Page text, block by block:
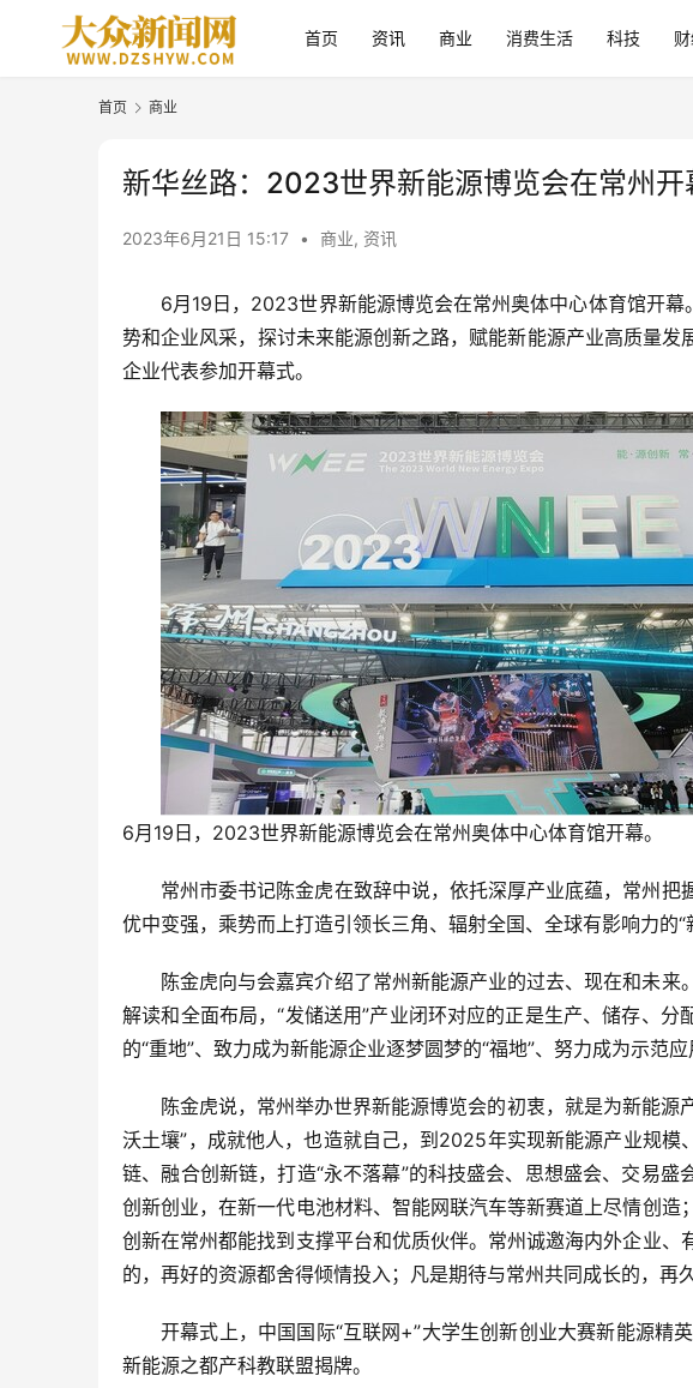
首页 资讯 商业 消费生活 科技
首页 商业
新华丝路：2023世界新能源博览会在常州开
2023年6月21日 15:17 • 商业, 资讯
6月19日，2023世界新能源博览会在常州奥体中心体育馆开幕
势和企业风采，探讨未来能源创新之路，赋能新能源产业高质量
企业代表参加开幕式。
6月19日，2023世界新能源博览会在常州奥体中心体育馆开幕。
常州市委书记陈金虎在致辞中说，依托深厚产业底蕴，常州把
优中变强，乘势而上打造引领长三角、辐射全国、全球有影响力的“
陈金虎向与会嘉宾介绍了常州新能源产业的过去、现在和未
解读和全面布局，“发储送用”产业闭环对应的正是生产、储存、
的“重地”、致力成为新能源企业逐梦圆梦的“福地”、努力成为示范应
陈金虎说，常州举办世界新能源博览会的初衷，就是为新能
沃土壤”，成就他人，也造就自己，到2025年实现新能源产业规
链、融合创新链，打造“永不落幕”的科技盛会、思想盛会、交易
创新创业，在新一代电池材料、智能网联汽车等新赛道上尽情创
创新在常州都能找到支撑平台和优质伙伴。常州诚邀海内外企业
的，再好的资源都舍得倾情投入；凡是期待与常州共同成长的，再
开幕式上，中国国际“互联网+”大学生创新创业大赛新能源精
新能源之都产科教联盟揭牌。